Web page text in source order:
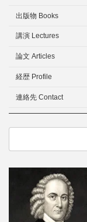
出版物 Books
講演 Lectures
論文 Articles
経歴 Profile
連絡先 Contact